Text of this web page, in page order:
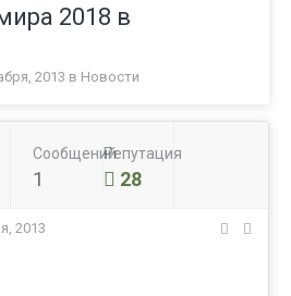
2018 в
2013 в Новости
Сообщений
1
Репутация
28
2013